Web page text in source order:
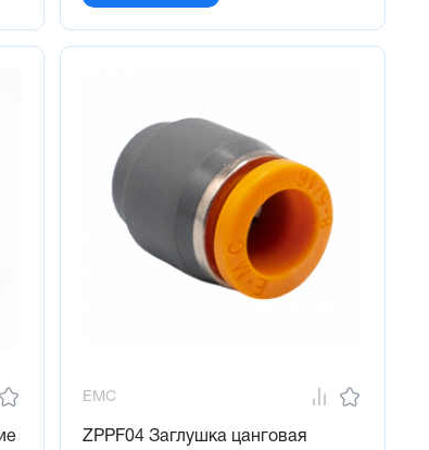
EMC
ZPPF04 Заглушка цанговая